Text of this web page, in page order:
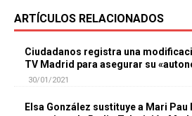
ARTÍCULOS RELACIONADOS
Ciudadanos registra una
TV Madrid para asegurar su
30/01/2021
Elsa González sustituye a Mari